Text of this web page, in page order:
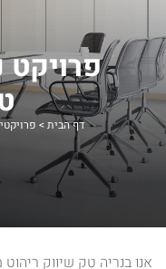
דף הבית>
אנו בנריה טק שיווק